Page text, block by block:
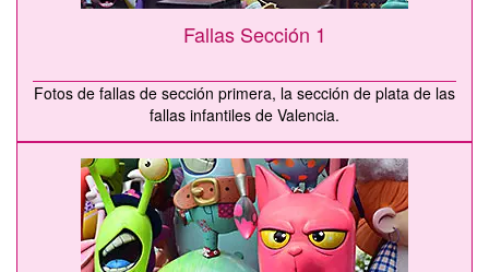
Fallas Sección 1
Fotos de fallas de sección primera, la sección de plata de las
fallas infantiles de Valencia.